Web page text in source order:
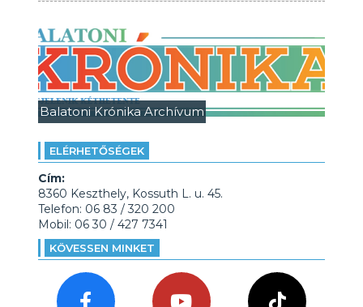
Balatoni Krónika Archívum
ELÉRHETŐSÉGEK
Cím:
8360 Keszthely, Kossuth L. u. 45.
Telefon: 06 83 / 320 200
Mobil: 06 30 / 427 7341
KÖVESSEN MINKET